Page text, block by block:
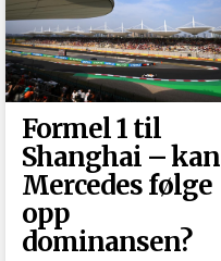
Formel 1 til
Shanghai –⁠ kan
Mercedes følge
opp
dominansen?